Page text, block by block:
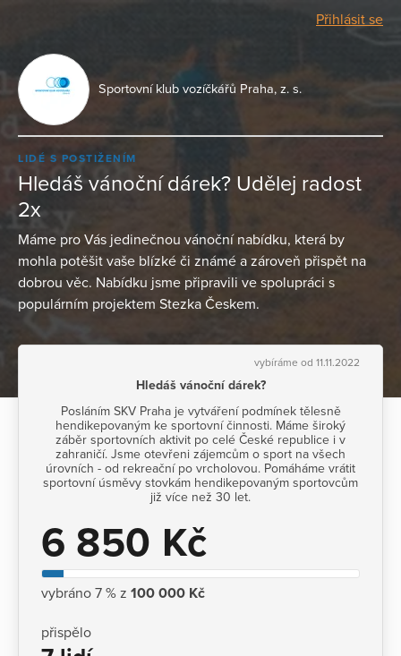
Přihlásit se
Sportovní klub vozíčkářů Praha, z. s.
LIDÉ S POSTIŽENÍM
Hledáš vánoční dárek? Udělej radost
2x
Máme pro Vás jedinečnou vánoční nabídku, která by
mohla potěšit vaše blízké či známé a zároveň přispět na
dobrou věc. Nabídku jsme připravili ve spolupráci s
populárním projektem Stezka Českem.
vybíráme od 11.11.2022
Hledáš vánoční dárek?
Posláním SKV Praha je vytváření podmínek tělesně
hendikepovaným ke sportovní činnosti. Máme široký
záběr sportovních aktivit po celé České republice i v
zahraničí. Jsme otevřeni zájemcům o sport na všech
úrovních - od rekreační po vrcholovou. Pomáháme vrátit
sportovní úsměvy stovkám hendikepovaným sportovcům
již více než 30 let.
6 850 Kč
vybráno 7 % z 100 000 Kč
přispělo